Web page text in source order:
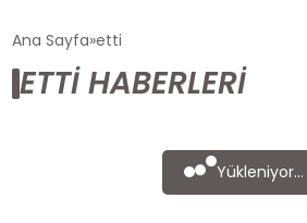
EKONOMI
Ana Sayfa etti
ETTI HABERLERI
Yükleniyor...